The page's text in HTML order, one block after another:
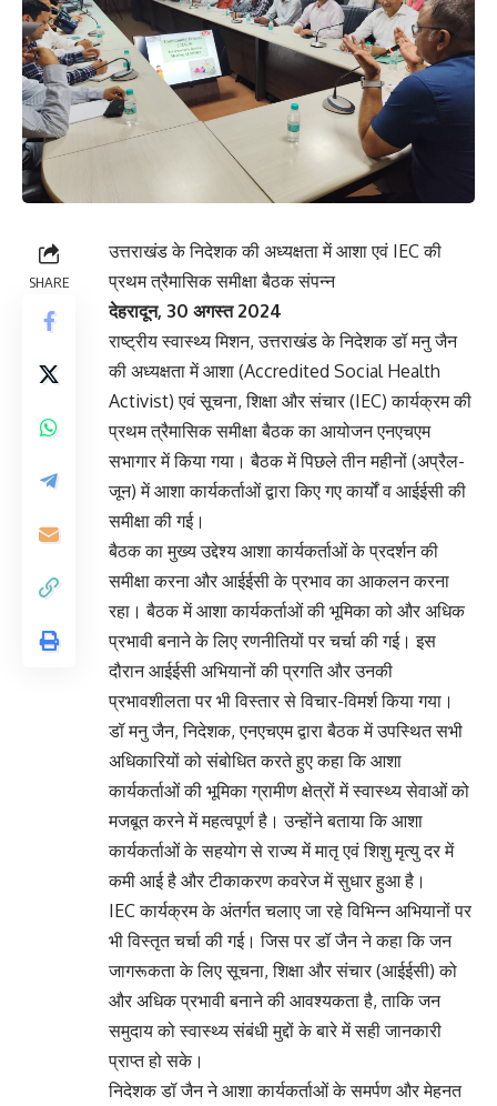
SHARE
उत्तराखंड के निदेशक की अध्यक्षता में आशा एवं IEC की
प्रथम त्रैमासिक समीक्षा बैठक संपन्न
देहरादून, 30 अगस्त 2024
राष्ट्रीय स्वास्थ्य मिशन, उत्तराखंड के निदेशक डॉ मनु जैन
की अध्यक्षता में आशा (Accredited Social Health
Activist) एवं सूचना, शिक्षा और संचार (IEC) कार्यक्रम की
प्रथम त्रैमासिक समीक्षा बैठक का आयोजन एनएचएम
सभागार में किया गया। बैठक में पिछले तीन महीनों (अप्रैल-
जून) में आशा कार्यकर्ताओं द्वारा किए गए कार्यों व आईईसी की
समीक्षा की गई।
बैठक का मुख्य उद्देश्य आशा कार्यकर्ताओं के प्रदर्शन की
समीक्षा करना और आईईसी के प्रभाव का आकलन करना
रहा। बैठक में आशा कार्यकर्ताओं की भूमिका को और अधिक
प्रभावी बनाने के लिए रणनीतियों पर चर्चा की गई। इस
दौरान आईईसी अभियानों की प्रगति और उनकी
प्रभावशीलता पर भी विस्तार से विचार-विमर्श किया गया।
डॉ मनु जैन, निदेशक, एनएचएम द्वारा बैठक में उपस्थित सभी
अधिकारियों को संबोधित करते हुए कहा कि आशा
कार्यकर्ताओं की भूमिका ग्रामीण क्षेत्रों में स्वास्थ्य सेवाओं को
मजबूत करने में महत्वपूर्ण है। उन्होंने बताया कि आशा
कार्यकर्ताओं के सहयोग से राज्य में मातृ एवं शिशु मृत्यु दर में
कमी आई है और टीकाकरण कवरेज में सुधार हुआ है।
IEC कार्यक्रम के अंतर्गत चलाए जा रहे विभिन्न अभियानों पर
भी विस्तृत चर्चा की गई। जिस पर डॉ जैन ने कहा कि जन
जागरूकता के लिए सूचना, शिक्षा और संचार (आईईसी) को
और अधिक प्रभावी बनाने की आवश्यकता है, ताकि जन
समुदाय को स्वास्थ्य संबंधी मुद्दों के बारे में सही जानकारी
प्राप्त हो सके।
निदेशक डॉ जैन ने आशा कार्यकर्ताओं के समर्पण और मेहनत